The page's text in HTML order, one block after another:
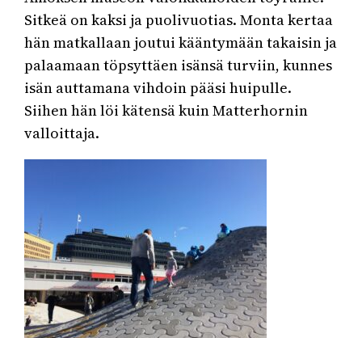
Sitkeä on kaksi ja puolivuotias. Monta kertaa
hän matkallaan joutui kääntymään takaisin ja
palaamaan töpsyttäen isänsä turviin, kunnes
isän auttamana vihdoin pääsi huipulle.
Siihen hän löi kätensä kuin Matterhornin
valloittaja.